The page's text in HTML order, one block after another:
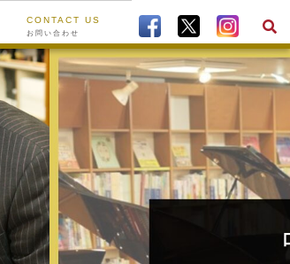
CONTACT US
お問い合わせ